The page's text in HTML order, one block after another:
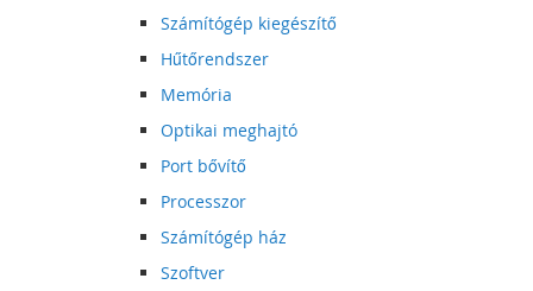
Számítógép kiegészítő
Hűtőrendszer
Memória
Optikai meghajtó
Port bővítő
Processzor
Számítógép ház
Szoftver